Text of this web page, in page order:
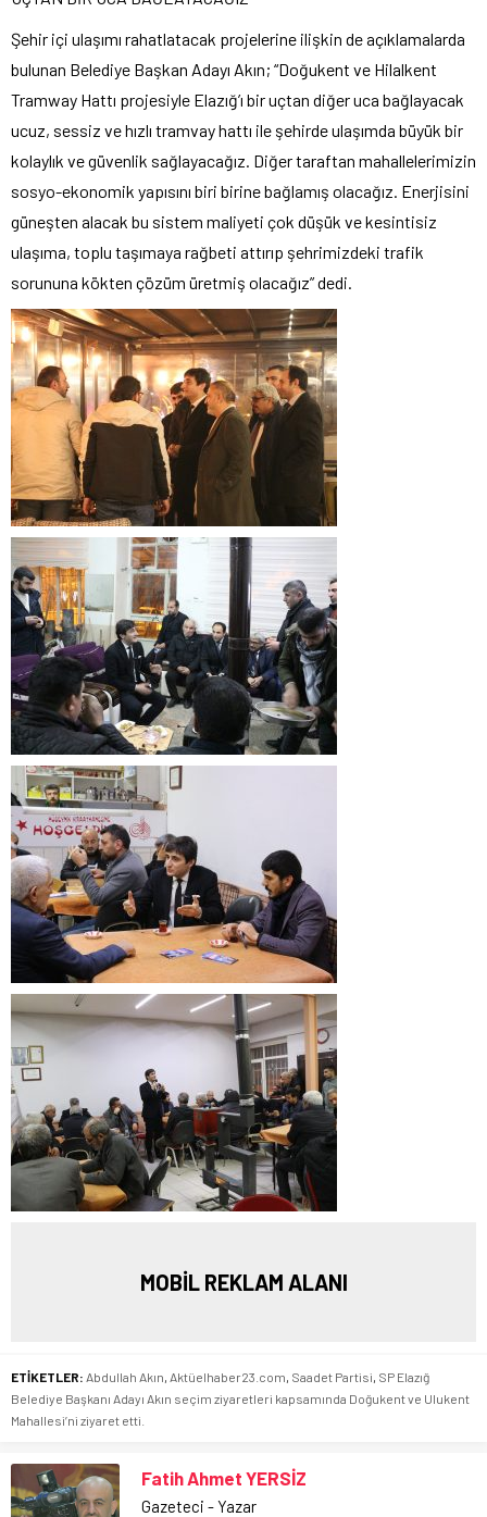
Şehir içi ulaşımı rahatlatacak projelerine ilişkin de açıklamalarda
bulunan Belediye Başkan Adayı Akın; “Doğukent ve Hilalkent
Tramway Hattı projesiyle Elazığ’ı bir uçtan diğer uca bağlayacak
ucuz, sessiz ve hızlı tramvay hattı ile şehirde ulaşımda büyük bir
kolaylık ve güvenlik sağlayacağız. Diğer taraftan mahallelerimizin
sosyo-ekonomik yapısını biri birine bağlamış olacağız. Enerjisini
güneşten alacak bu sistem maliyeti çok düşük ve kesintisiz
ulaşıma, toplu taşımaya rağbeti attırıp şehrimizdeki trafik
sorununa kökten çözüm üretmiş olacağız” dedi.
MOBİL REKLAM ALANI
ETİKETLER: Abdullah Akın Aktüelhaber23.com Saadet Partisi SP Elazığ
Belediye Başkanı Adayı Akın seçim ziyaretleri kapsamında Doğukent ve Ulukent
Mahallesi’ni ziyaret etti.
Fatih Ahmet YERSİZ
Gazeteci - Yazar